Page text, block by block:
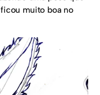
muito boa no